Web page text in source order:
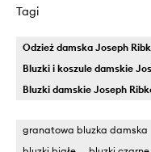
Tagi
Odzież damska Joseph
Bluzki i koszule damskie
Bluzki damskie Joseph
granatowa bluzka damska